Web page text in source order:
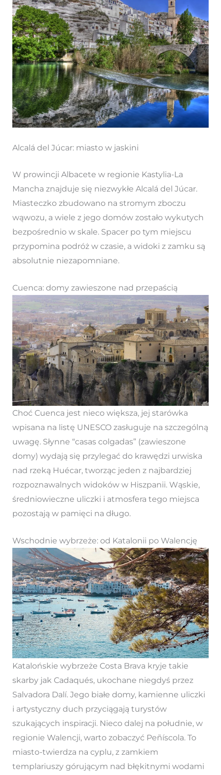
Alcalá del Júcar: miasto w jaskini
W prowincji Albacete w regionie Kastylia-La
Mancha znajduje się niezwykłe Alcalá del Júcar.
Miasteczko zbudowano na stromym zboczu
wąwozu, a wiele z jego domów zostało wykutych
bezpośrednio w skale. Spacer po tym miejscu
przypomina podróż w czasie, a widoki z zamku są
absolutnie niezapomniane.
Cuenca: domy zawieszone nad przepaścią
Choć Cuenca jest nieco większa, jej starówka
wpisana na listę UNESCO zasługuje na szczególną
uwagę. Słynne “casas colgadas” (zawieszone
domy) wydają się przylegać do krawędzi urwiska
nad rzeką Huécar, tworząc jeden z najbardziej
rozpoznawalnych widoków w Hiszpanii. Wąskie,
średniowieczne uliczki i atmosfera tego miejsca
pozostają w pamięci na długo.
Wschodnie wybrzeże: od Katalonii po Walencję
Katalońskie wybrzeże Costa Brava kryje takie
skarby jak Cadaqués, ukochane niegdyś przez
Salvadora Dalí. Jego białe domy, kamienne uliczki
i artystyczny duch przyciągają turystów
szukających inspiracji. Nieco dalej na południe, w
regionie Walencji, warto zobaczyć Peñíscola. To
miasto-twierdza na cyplu, z zamkiem
templariuszy górującym nad błękitnymi wodami